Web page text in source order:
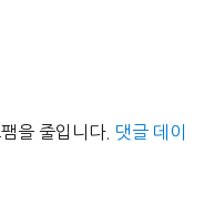
을 줄입니다. 댓글 데이